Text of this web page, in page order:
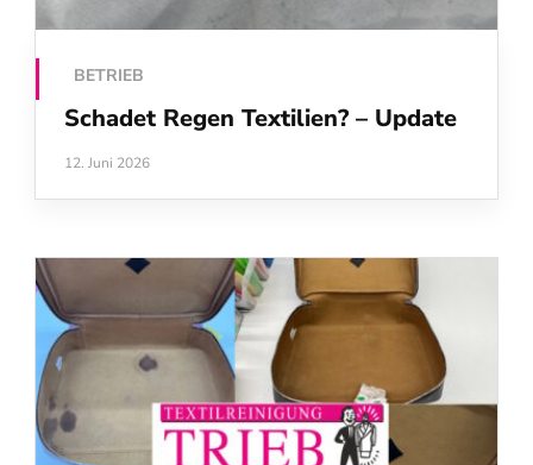
BETRIEB
Schadet Regen Textilien? – Update
12. Juni 2026